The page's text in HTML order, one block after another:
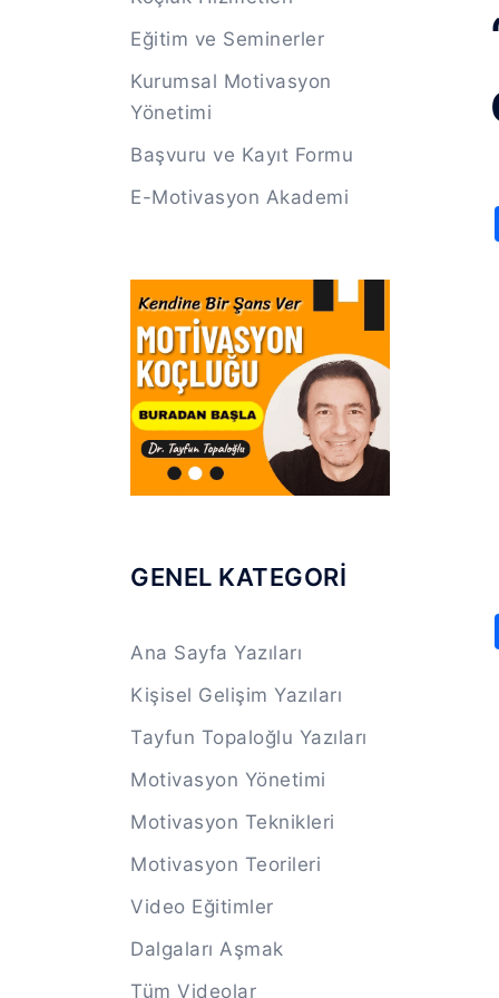
Eğitim ve Seminerler
Kurumsal Motivasyon
Yönetimi
Başvuru ve Kayıt Formu
E-Motivasyon Akademi
GENEL KATEGORİ
Ana Sayfa Yazıları
Kişisel Gelişim Yazıları
Tayfun Topaloğlu Yazıları
Motivasyon Yönetimi
Motivasyon Teknikleri
Motivasyon Teorileri
Video Eğitimler
Dalgaları Aşmak
Tüm Videolar